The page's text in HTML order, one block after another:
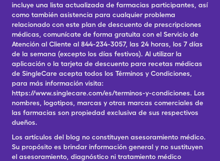
incluye una lista actualizada de farmacias participantes, así
como también asistencia para cualquier problema
relacionado con este plan de descuento de prescripciones
médicas, comunícate de forma gratuita con el Servicio de
Atención al Cliente al 844-234-3057, las 24 horas, los 7 días
de la semana (excepto los días festivos). Al utilizar la
aplicación o la tarjeta de descuento para recetas médicas
de SingleCare acepta todos los Términos y Condiciones,
para más información visita:
https://www.singlecare.com/es/terminos-y-condiciones. Los
nombres, logotipos, marcas y otras marcas comerciales de
las farmacias son propiedad exclusiva de sus respectivos
dueños.
Los artículos del blog no constituyen asesoramiento médico.
Su propósito es brindar información general y no sustituyen
el asesoramiento, diagnóstico ni tratamiento médico